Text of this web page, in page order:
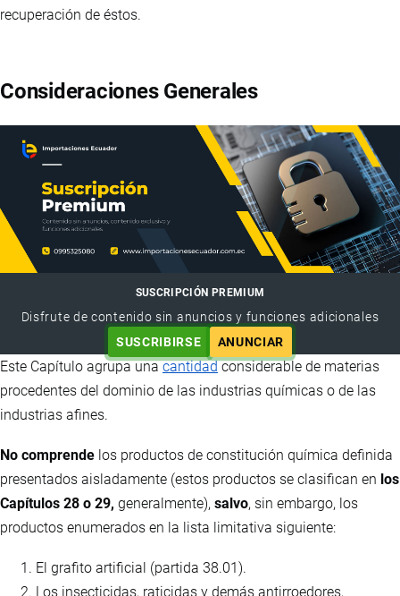
recuperación de éstos.
Consideraciones Generales
SUSCRIPCIÓN PREMIUM
Disfrute de contenido sin anuncios y funciones adicionales
SUSCRIBIRSE
ANUNCIAR
Este Capítulo agrupa una cantidad considerable de materias
procedentes del dominio de las industrias químicas o de las
industrias afines.
No comprende los productos de constitución química definida
presentados aisladamente (estos productos se clasifican en los
Capítulos 28 o 29, generalmente), salvo, sin embargo, los
productos enumerados en la lista limitativa siguiente:
El grafito artificial (partida 38.01).
Los insecticidas, raticidas y demás antirroedores,